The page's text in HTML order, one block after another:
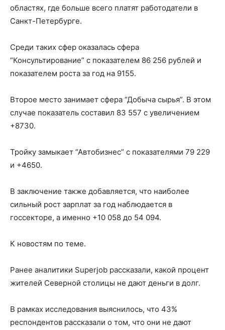
областях, где больше всего платят работодатели в
Санкт-Петербурге.
Среди таких сфер оказалась сфера
“Консультирование” с показателем 86 256 рублей и
показателем роста за год на 9155.
Второе место занимает сфера “Добыча сырья”. В этом
случае показатель составил 83 557 с увеличением
+8730.
Тройку замыкает “Автобизнес” с показателями 79 229
и +4650.
В заключение также добавляется, что наиболее
сильный рост зарплат за год наблюдается в
госсекторе, а именно +10 058 до 54 094.
К новостям по теме.
Ранее аналитики Superjob рассказали, какой процент
жителей Северной столицы не дают деньги в долг.
В рамках исследования выяснилось, что 43%
респондентов рассказали о том, что они не дают